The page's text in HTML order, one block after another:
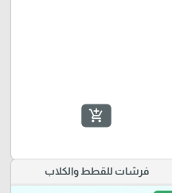
add_shopping_cart
فرشات للقطط والكلاب